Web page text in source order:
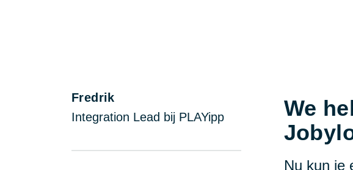
Fredrik
Integration Lead bij PLAYipp
We
Nu kun je